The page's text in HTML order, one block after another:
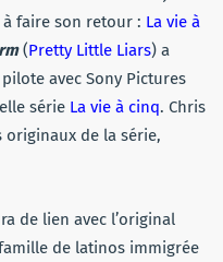
à faire son retour : La vie à
(Pretty Little Liars) a
avec Sony Pictures
série La vie à cinq. Chris
originaux de la série,
de lien avec l’original
de latinos immigrée